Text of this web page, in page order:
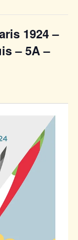
1924 –
– 5A –